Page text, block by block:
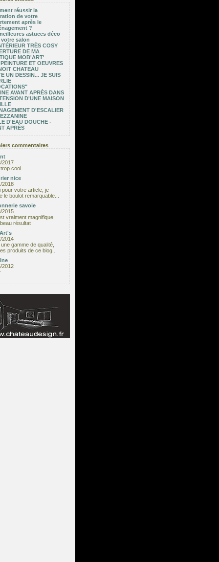
réussir la
de votre
après le
?
astuces déco
salon
TRÈS COSY
DE MA
MOB'ART'
ET OEUVRES
CHATEAU
UN DESSIN... JE SUIS
AVANT APRÈS DANS
D'UNE MAISON
D'ESCALIER
D'EAU DOUCHE -
APRÈS
commentaires
2017
cool
nice
2018
pour votre article, je
le boulot remarquable...
savoie
2015
vraiment magnifique
résultat
2014
gamme de qualité,
produits de ce blog...
2012